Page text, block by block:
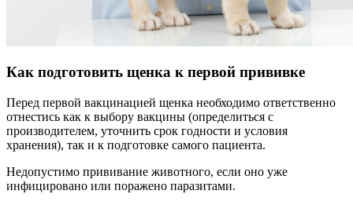
Как подготовить щенка к первой прививке
Перед первой вакцинацией щенка необходимо ответственно
отнестись как к выбору вакцины (определиться с
производителем, уточнить срок годности и условия
хранения), так и к подготовке самого пациента.
Недопустимо прививание животного, если оно уже
инфицировано или поражено паразитами.